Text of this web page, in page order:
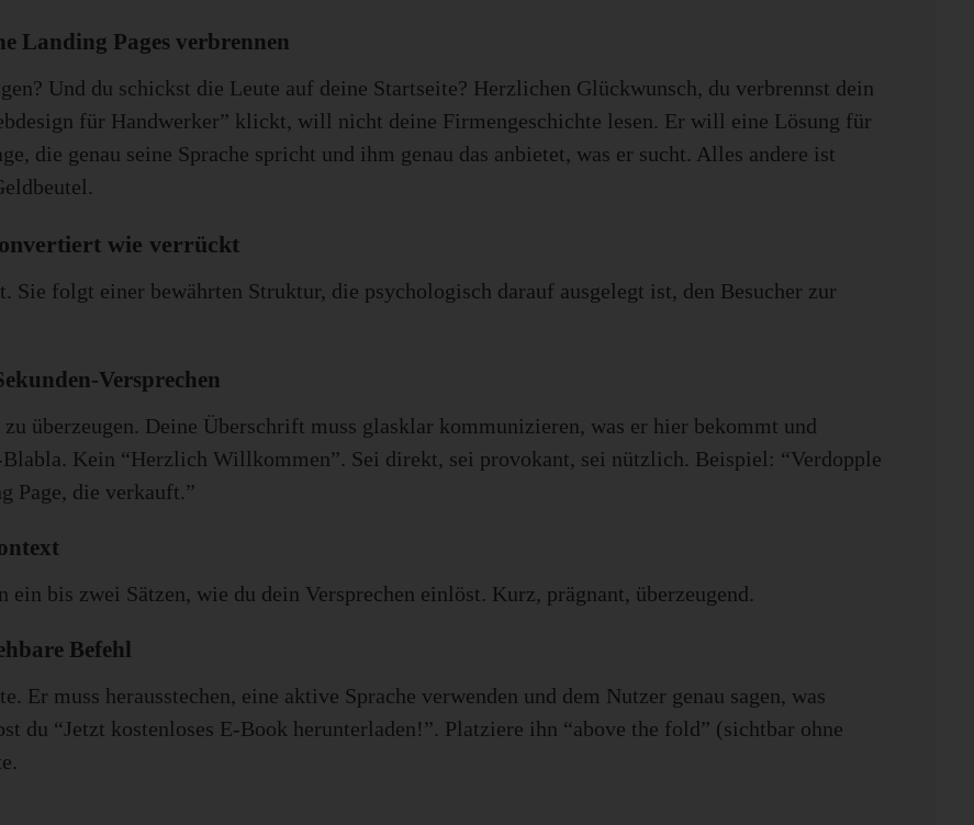
Landing Pages verbrennen
Und du schickst die Leute auf deine Startseite? Herzlichen Glückwunsch, du verbrennst dein
für Handwerker” klickt, will nicht deine Firmengeschichte lesen. Er will eine Lösung für
die genau seine Sprache spricht und ihm genau das anbietet, was er sucht. Alles andere ist
wie verrückt
folgt einer bewährten Struktur, die psychologisch darauf ausgelegt ist, den Besucher zur
Versprechen
überzeugen. Deine Überschrift muss glasklar kommunizieren, was er hier bekommt und
Kein “Herzlich Willkommen”. Sei direkt, sei provokant, sei nützlich. Beispiel: “Verdopple
Page, die verkauft.”
bis zwei Sätzen, wie du dein Versprechen einlöst. Kurz, prägnant, überzeugend.
Befehl
Er muss herausstechen, eine aktive Sprache verwenden und dem Nutzer genau sagen, was
du “Jetzt kostenloses E-Book herunterladen!”. Platziere ihn “above the fold” (sichtbar ohne